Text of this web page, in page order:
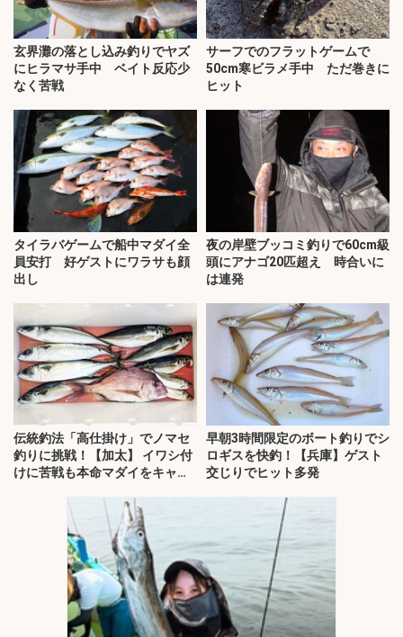
玄界灘の落とし込み釣りでヤズ
にヒラマサ手中 ベイト反応少
なく苦戦
サーフでのフラットゲームで
50cm寒ビラメ手中 ただ巻きに
ヒット
タイラバゲームで船中マダイ全
員安打 好ゲストにワラサも顔
出し
夜の岸壁ブッコミ釣りで60cm級
頭にアナゴ20匹超え 時合いに
は連発
伝統釣法「高仕掛け」でノマセ
釣りに挑戦！【加太】 イワシ付
けに苦戦も本命マダイをキャッ
早朝3時間限定のボート釣りでシ
ロギスを快釣！【兵庫】ゲスト
交じりでヒット多発